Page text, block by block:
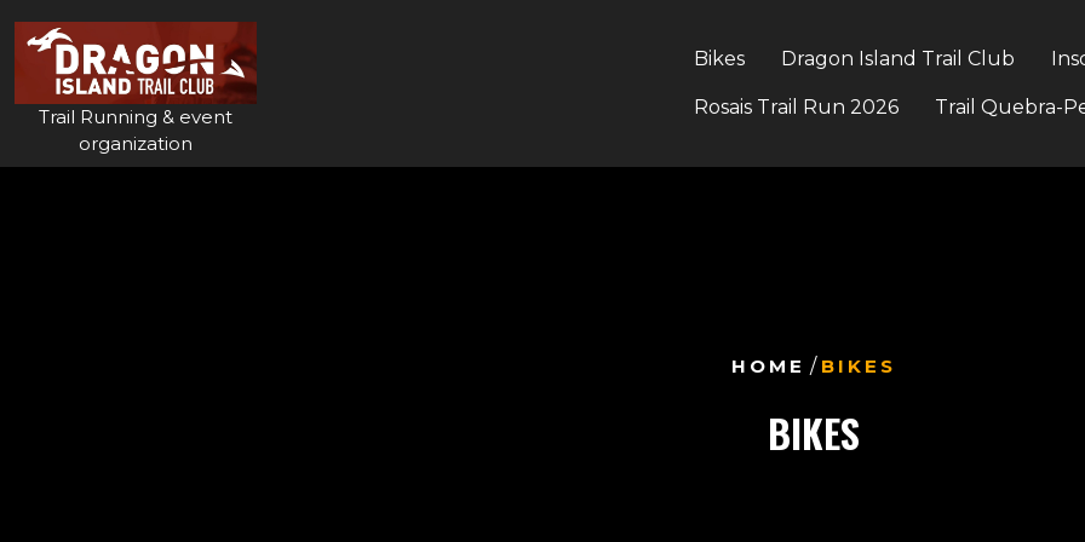
content
Trail Running & event
organization
Bikes Dragon Island Trail Club
Rosais Trail Run 2026 Trail Quebra-
HOME / BIKES
BIKES